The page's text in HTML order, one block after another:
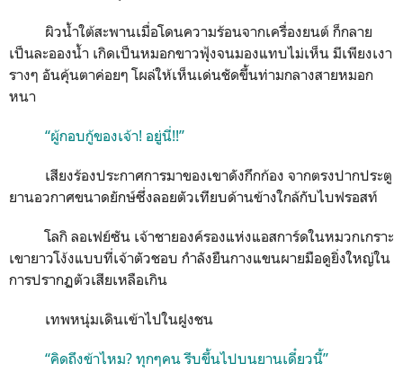
ผิวน้ำใต้สะพานเมื่อโดนความร้อนจากเครื่องยนต์ ก็กลาย
เป็นละอองน้ำ เกิดเป็นหมอกขาวฟุ้งจนมองแทบไม่เห็น มีเพียงเงา
รางๆ อันคุ้นตาค่อยๆ โผล่ให้เห็นเด่นชัดขึ้นท่ามกลางสายหมอก
หนา
“ผู้กอบกู้ของเจ้า! อยู่นี่!!”
เสียงร้องประกาศการมาของเขาดังกึกก้อง จากตรงปากประตู
ยานอวกาศขนาดยักษ์ซึ่งลอยตัวเทียบด้านข้างใกล้กับไบฟรอสท์
โลกิ ลอเฟย์ซัน เจ้าชายองค์รองแห่งแอสการ์ดในหมวกเกราะ
เขายาวโง้งแบบที่เจ้าตัวชอบ กำลังยืนกางแขนผายมือดูยิ่งใหญ่ใน
การปรากฏตัวเสียเหลือเกิน
เทพหนุ่มเดินเข้าไปในฝูงชน
“คิดถึงข้าไหม? ทุกๆคน รีบขึ้นไปบนยานเดี๋ยวนี้”